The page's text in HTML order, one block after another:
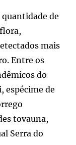
quantidade de
mais
Entre os
do
espécime de
tovauna,
Serra do